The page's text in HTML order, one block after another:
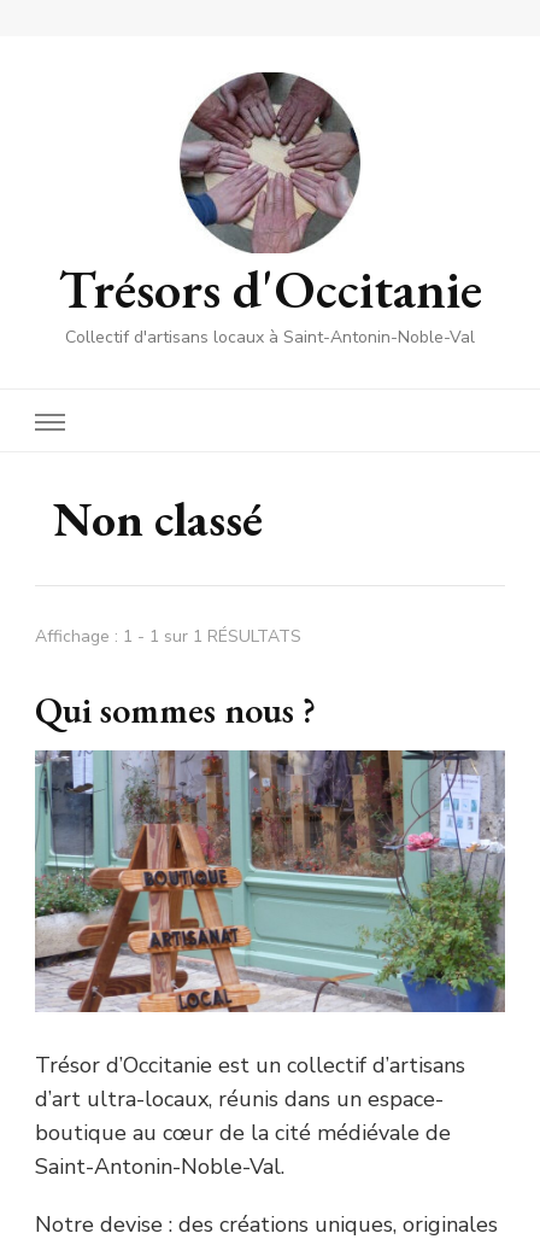
Trésors d'Occitanie
Collectif d'artisans locaux à Saint-Antonin-Noble-Val
Non classé
Affichage : 1 - 1 sur 1 RÉSULTATS
Qui sommes nous ?
Trésor d’Occitanie est un collectif d’artisans
d’art ultra-locaux, réunis dans un espace-
boutique au cœur de la cité médiévale de
Saint-Antonin-Noble-Val.
Notre devise : des créations uniques, originales